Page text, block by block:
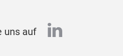
uns auf linkedin